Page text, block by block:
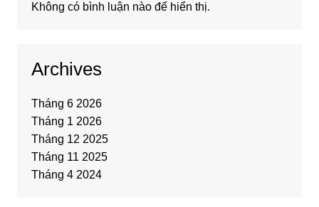
Không có bình luận nào để hiển thị.
Archives
Tháng 6 2026
Tháng 1 2026
Tháng 12 2025
Tháng 11 2025
Tháng 4 2024